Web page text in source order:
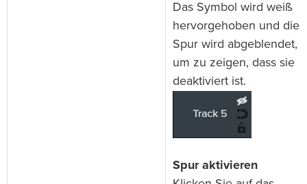
Das Symbol wird weiß
hervorgehoben und die
Spur wird abgeblendet,
um zu zeigen, dass sie
deaktiviert ist.
Spur aktivieren